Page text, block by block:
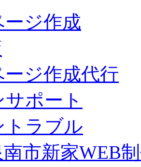
ジ作成
ジ作成代行
ポート
ラブル
市新家WEB